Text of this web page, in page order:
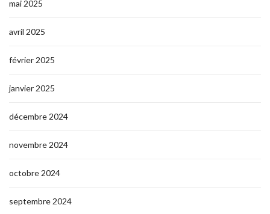
mai 2025
avril 2025
février 2025
janvier 2025
décembre 2024
novembre 2024
octobre 2024
septembre 2024